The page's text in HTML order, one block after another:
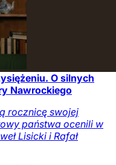
O silnych
Nawrockiego
rocznicę swojej
państwa ocenili w
Lisicki i Rafał